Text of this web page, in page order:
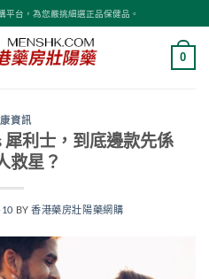
平台，為您嚴挑細選正品保健品。
0
資訊
犀利士，到底邊款先係
救星？
BY香港藥房壯陽藥網購